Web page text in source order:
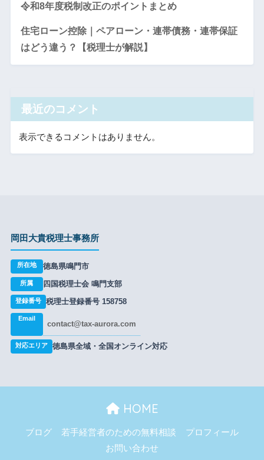
令和8年度税制改正のポイントまとめ
住宅ローン控除｜ペアローン・連帯債務・連帯保証
はどう違う？【税理士が解説】
最近のコメント
表示できるコメントはありません。
岡田大貴税理士事務所
所在地 徳島県鳴門市
所属 四国税理士会 鳴門支部
登録番号 税理士登録番号 158758
Email
contact@tax-aurora.com
対応エリア 徳島県全域・全国オンライン対応
HOME
ブログ 若手経営者のための無料相談
プロフィール
お問い合わせ